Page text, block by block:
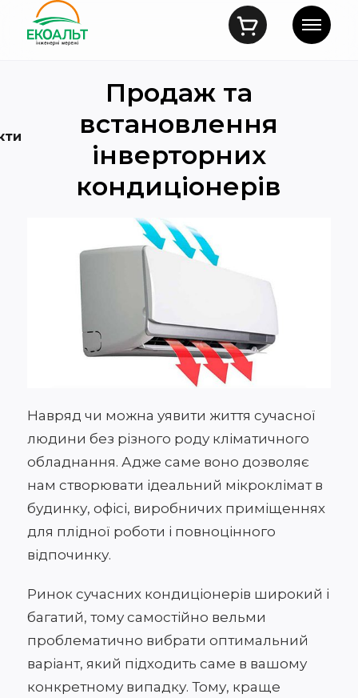
Продаж та
встановлення
інверторних
кондиціонерів
Навряд чи можна уявити життя сучасної
людини без різного роду кліматичного
обладнання. Адже саме воно дозволяє
нам створювати ідеальний мікроклімат в
будинку, офісі, виробничих приміщеннях
для плідної роботи і повноцінного
відпочинку.
Ринок сучасних кондиціонерів широкий і
багатий, тому самостійно вельми
проблематично вибрати оптимальний
варіант, який підходить саме в вашому
конкретному випадку. Тому, краще